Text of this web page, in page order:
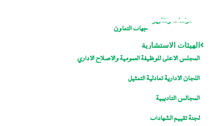
دراسات وتقارير
جهات التعاون
الهيئات الاستشارية
المجلس الاعلى للوظيفة العمومية والاصلاح الاداري
اللجان الإدارية تعادلية التمثيل
المجالس التأديبية
لجنة تقييم الشهادات